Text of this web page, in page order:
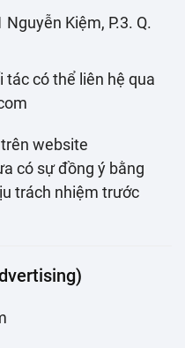
Kiệm, P.3. Q.
tác có thể liên hệ qua
website
có sự đồng ý bằng
trách nhiệm trước